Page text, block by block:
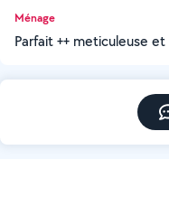
Ménage
Parfait ++ meticuleuse